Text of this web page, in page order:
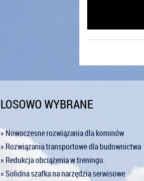
LOSOWO WYBRANE
» Nowoczesne rozwiązania dla kominów
» Rozwiązania transportowe dla budownictwa
» Redukcja obciążenia w treningu.
» Solidna szafka na narzędzia serwisowe